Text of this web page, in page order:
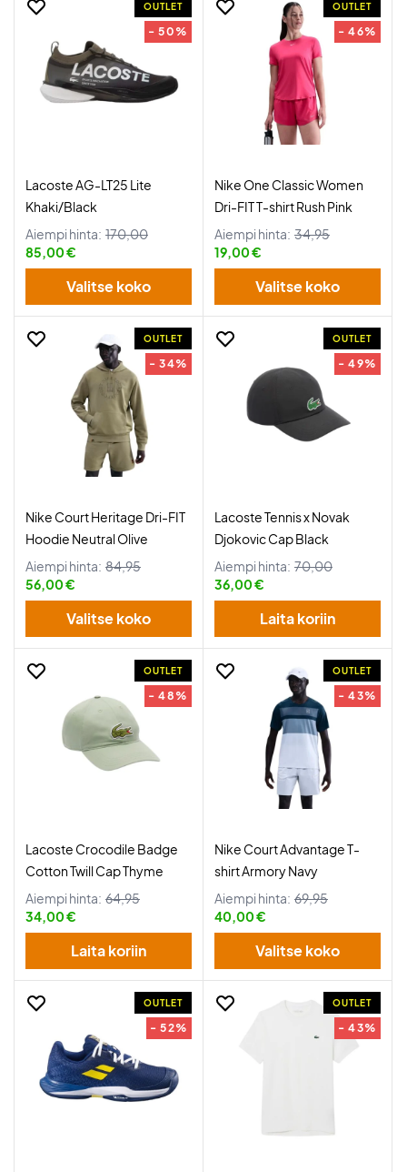
OUTLET
- 50%
Lacoste AG-LT25 Lite
Khaki/Black
Aiempi hinta: 170,00
85,00 €
Valitse koko
OUTLET
- 46%
Nike One Classic Women
Dri-FIT T-shirt Rush Pink
Aiempi hinta: 34,95
19,00 €
Valitse koko
OUTLET
- 34%
Nike Court Heritage Dri-FIT
Hoodie Neutral Olive
Aiempi hinta: 84,95
56,00 €
Valitse koko
OUTLET
- 49%
Lacoste Tennis x Novak
Djokovic Cap Black
Aiempi hinta: 70,00
36,00 €
Laita koriin
OUTLET
- 48%
Lacoste Crocodile Badge
Cotton Twill Cap Thyme
Aiempi hinta: 64,95
34,00 €
Laita koriin
OUTLET
- 43%
Nike Court Advantage T-
shirt Armory Navy
Aiempi hinta: 69,95
40,00 €
Valitse koko
OUTLET
- 52%
OUTLET
- 43%